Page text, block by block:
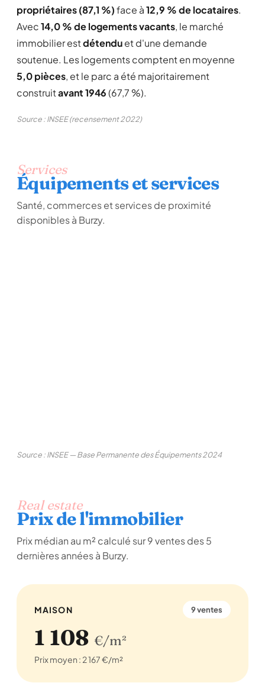
propriétaires (87,1 %)face à12,9 % de locataires.
Avec14,0 % de logements vacants, le marché
immobilier estdétenduet d'une demande
soutenue. Les logements comptent en moyenne
5,0 pièces, et le parc a été majoritairement
construitavant 1946(67,7 %).
Source : INSEE (recensement 2022)
Services
Équipements et services
Santé, commerces et services de proximité
disponibles à Burzy.
Source : INSEE — Base Permanente des Équipements 2024
Real estate
Prix de l'immobilier
Prix médian au m² calculé sur 9 ventes des 5
dernières années à Burzy.
MAISON 9 ventes
1 108 €/m²
Prix moyen : 2 167 €/m²